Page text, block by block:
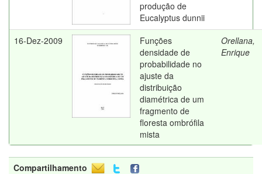
produção de
Eucalyptus dunnii
16-Dez-2009
Funções
densidade de
probabilidade no
ajuste da
distribuição
diamétrica de um
fragmento de
floresta ombrófila
mista
Orellana,
Enrique
Compartilhamento